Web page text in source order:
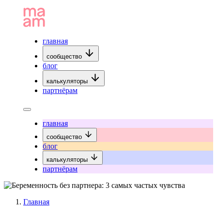
главная
сообщество
блог
калькуляторы
партнёрам
главная
сообщество
блог
калькуляторы
партнёрам
Главная